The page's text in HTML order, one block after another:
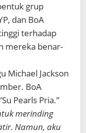
grup
dan BoA
terhadap
mereka benar-
Michael Jackson
BoA
Pearls Pria.”
merinding
Namun, aku